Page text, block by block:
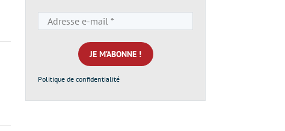
e-
mail
*
Politique de confidentialité